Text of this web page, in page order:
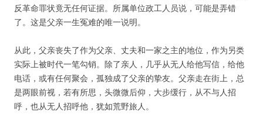
反革命罪状竟无任何证据。所属单位政工人员说，可能是弄错
了。这是父亲一生冤难的唯一说明。
从此，父亲丧失了作为父亲、丈夫和一家之主的地位，作为另类
实际上被时代一笔勾销。除了亲人，几乎从无人给他写信，给他
电话，或有任何聚会，孤独成了父亲的挚友。父亲走在街上，总
是两眼前视，若有所思，头微微后仰，大步缓行，从不与人招
呼，也从无人招呼他，犹如荒野旅人。